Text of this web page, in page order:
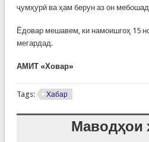
ҷумҳурӣ ва ҳам берун аз он
Ёдовар мешавем, ки намоишгоҳ 15
мегардад.
АМИТ «Ховар»
Tags: Хабар
Маводҳои